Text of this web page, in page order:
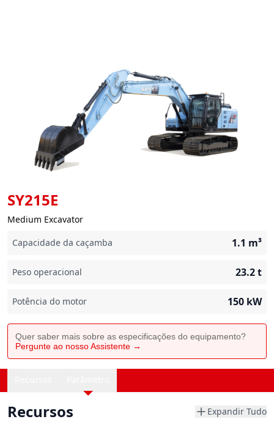
SY215E
Medium Excavator
Capacidade da caçamba
1.1 m³
Peso operacional 23.2t
Potência do motor 150 kW
Quer saber mais sobre as especificações do equipamento?
Pergunte ao nosso Assistente →
Recursos Expandir Tudo